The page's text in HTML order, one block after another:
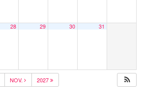
28 29 30 31
NOV. 2027